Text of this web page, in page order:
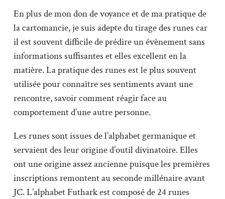
En plus de mon don de voyance et de ma pratique de
la cartomancie, je suis adepte du tirage des runes car
il est souvent difficile de prédire un évènement sans
informations suffisantes et elles excellent en la
matière. La pratique des runes est le plus souvent
utilisée pour connaître ses sentiments avant une
rencontre, savoir comment réagir face au
comportement d’une autre personne.
Les runes sont issues de l’alphabet germanique et
servaient des leur origine d’outil divinatoire. Elles
ont une origine assez ancienne puisque les premières
inscriptions remontent au seconde millénaire avant
JC. L’alphabet Futhark est composé de 24 runes